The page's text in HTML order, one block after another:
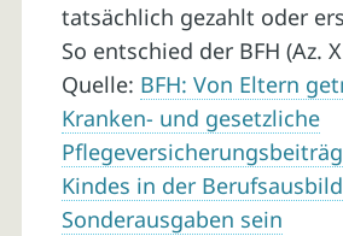
tatsächlich gezahlt oder
So entschied der BFH (Az.
Quelle: BFH: Von Eltern
Kranken- und gesetzliche
Kindes in der
Sonderausgaben sein